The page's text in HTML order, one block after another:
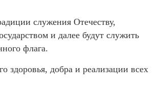
служения Отечеству,
и далее будут служить
флага.
здоровья, добра и реализации всех